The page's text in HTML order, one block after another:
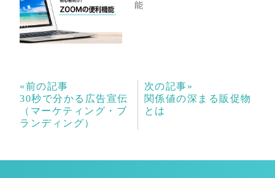
能
«前の記事
30秒で分かる広告宣伝
（マーケティング・ブ
ランディング）
次の記事»
関係値の深まる販促物
とは